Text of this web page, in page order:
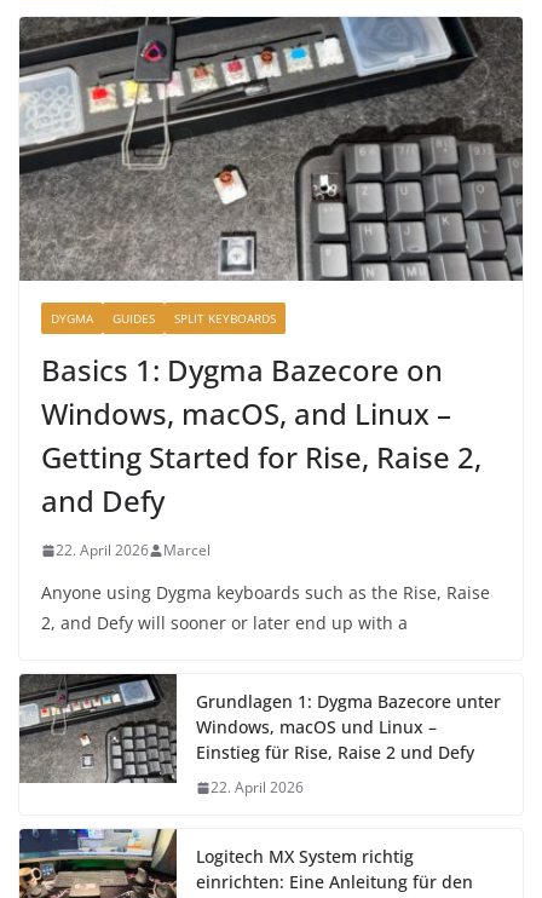
DYGMA GUIDES SPLIT KEYBOARDS
Basics 1: Dygma Bazecore on
Windows, macOS, and Linux –
Getting Started for Rise, Raise 2,
and Defy
22. April 2026 Marcel
Anyone using Dygma keyboards such as the Rise, Raise
2, and Defy will sooner or later end up with a
Grundlagen 1: Dygma Bazecore unter
Windows, macOS und Linux –
Einstieg für Rise, Raise 2 und Defy
22. April 2026
Logitech MX System richtig
einrichten: Eine Anleitung für den